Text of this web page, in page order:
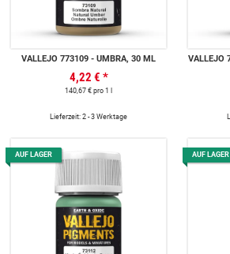
VALLEJO 773109 - UMBRA, 30 ML
4,22 € *
140,67 € pro 1 l
Lieferzeit: 2 - 3 Werktage
AUF LAGER AUF LAGER